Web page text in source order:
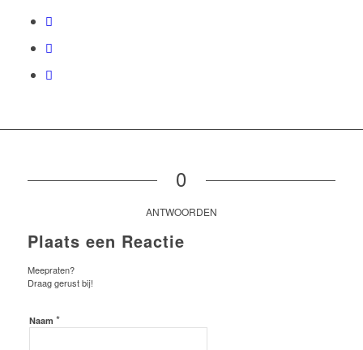
0
ANTWOORDEN
Plaats een Reactie
Meepraten?
Draag gerust bij!
Naam *